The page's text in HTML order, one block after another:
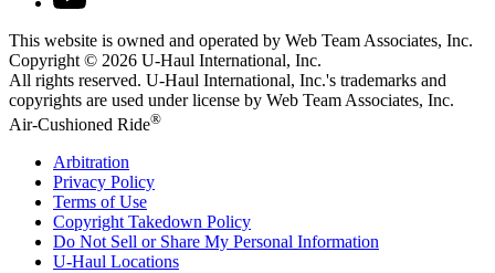
This website is owned and operated by Web Team Associates, Inc.
Copyright © 2026 U-Haul International, Inc.
All rights reserved. U-Haul International, Inc.'s trademarks and
copyrights are used under license by Web Team Associates, Inc.
Air-Cushioned Ride®
Arbitration
Privacy Policy
Terms of Use
Copyright Takedown Policy
Do Not Sell or Share My Personal Information
U-Haul Locations